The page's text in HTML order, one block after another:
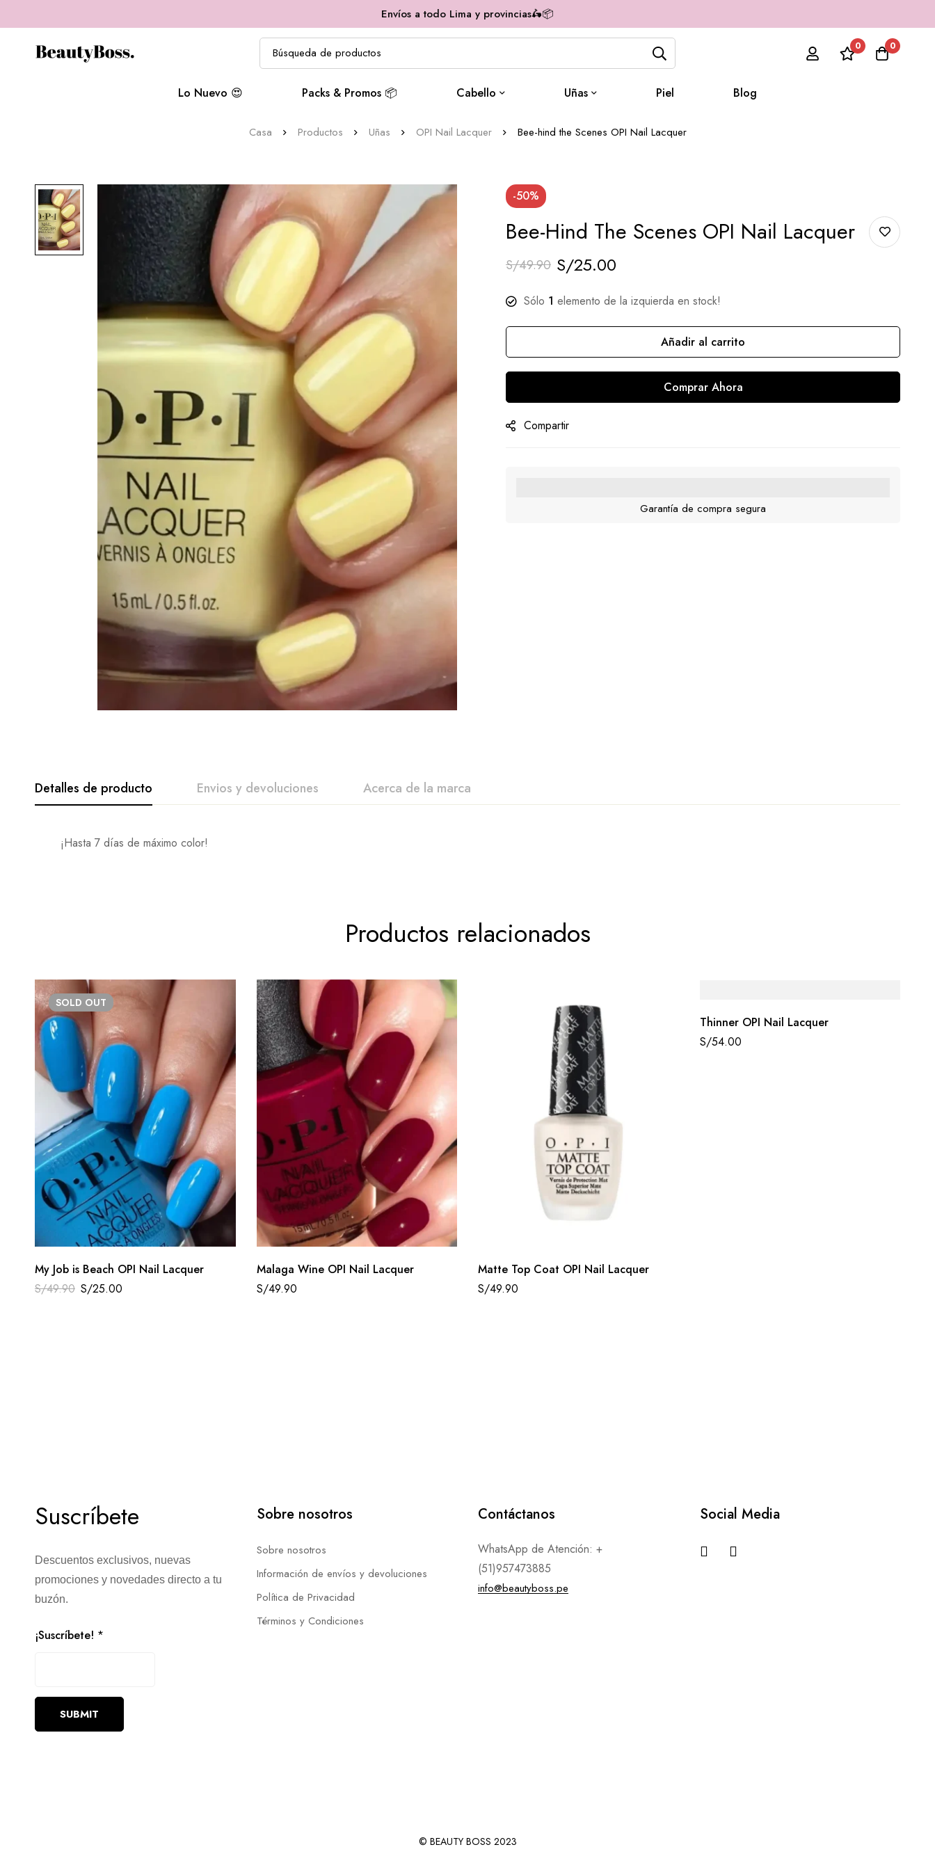
Envíos a todo Lima y provincias🛵📦
0 0
Lo Nuevo 😍 Packs & Promos 📦 Cabello Uñas Piel Blog
Casa Productos Uñas OPI Nail Lacquer Bee-hind the Scenes OPI Nail Lacquer
-50%
Bee-Hind The Scenes OPI Nail Lacquer
S/49.90 S/25.00
Sólo 1 elemento de la izquierda en stock!
Añadir al carrito
Comprar Ahora
Compartir
Garantía de compra segura
Detalles de producto Envios y devoluciones Acerca de la marca
¡Hasta 7 días de máximo color!
Productos relacionados
SOLD OUT
My Job is Beach OPI Nail Lacquer
S/49.90 S/25.00
Malaga Wine OPI Nail Lacquer
S/49.90
Matte Top Coat OPI Nail Lacquer
S/49.90
Thinner OPI Nail Lacquer
S/54.00
Suscríbete
Descuentos exclusivos, nuevas
promociones y novedades directo a tu
buzón.
¡Suscríbete! *
SUBMIT
Sobre nosotros
Sobre nosotros
Información de envíos y devoluciones
Política de Privacidad
Términos y Condiciones
Contáctanos
WhatsApp de Atención: +
(51)957473885
info@beautyboss.pe
Social Media
© BEAUTY BOSS 2023